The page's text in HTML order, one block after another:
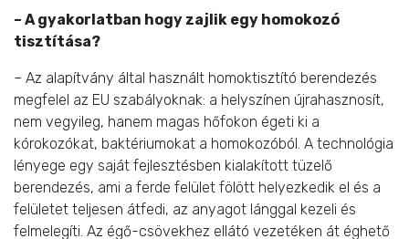
– A gyakorlatban hogy zajlik egy homokozó
tisztítása?
– Az alapítvány által használt homoktisztító berendezés
megfelel az EU szabályoknak: a helyszínen újrahasznosít,
nem vegyileg, hanem magas hőfokon égeti ki a
kórokozókat, baktériumokat a homokozóból. A technológia
lényege egy saját fejlesztésben kialakított tüzelő
berendezés, ami a ferde felület fölött helyezkedik el és a
felületet teljesen átfedi, az anyagot lánggal kezeli és
felmelegíti. Az égő-csövekhez ellátó vezetéken át éghető